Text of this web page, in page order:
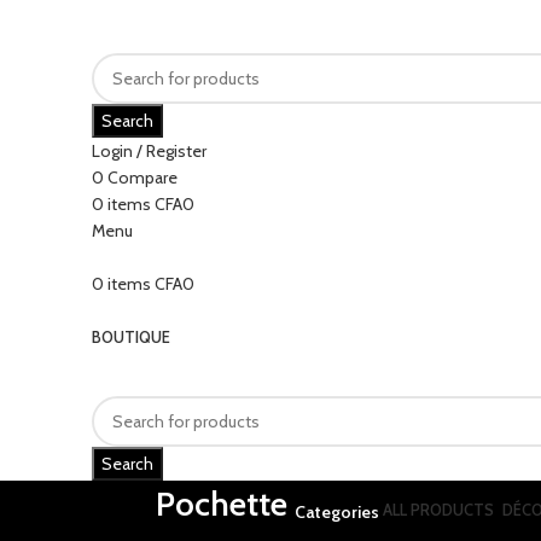
Search
Login / Register
0 Compare
0 items CFA0
Menu
0 items CFA0
BOUTIQUE
Search
Pochette Categories ALL PRODUCTS